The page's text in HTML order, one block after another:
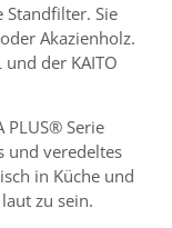
Standfilter. Sie
Akazienholz.
und der KAITO
PLUS® Serie
und veredeltes
in Küche und
zu sein.